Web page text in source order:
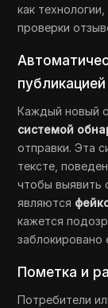
как
проверки
публикацией
Каждый новый
системой
отправки. Эта
тексте,
чтобы выявить
являются
кажется
заблокировано
Пометка и
Потребители